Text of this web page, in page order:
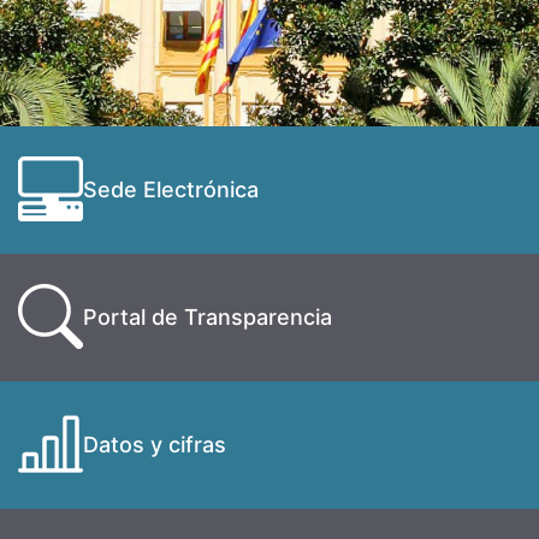
Sede Electrónica
Portal de Transparencia
Datos y cifras